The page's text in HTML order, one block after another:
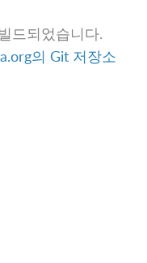
드되었습니다.
의 Git 저장소